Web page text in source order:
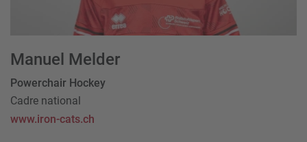
Manuel Melder
Powerchair Hockey
Cadre national
www.iron-cats.ch